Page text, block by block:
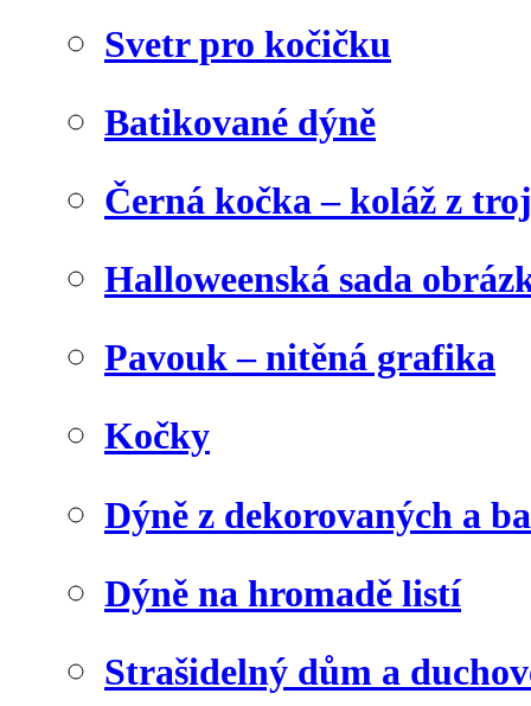
Svetr pro kočičku
Batikované dýně
Černá kočka – koláž z
Halloweenská sada
Pavouk – nitěná grafika
Kočky
Dýně z dekorovaných a
Dýně na hromadě listí
Strašidelný dům a